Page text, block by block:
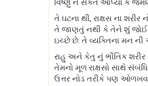
વિષ્ણુ ને સંકેત આપ્યો કે જેમણે
તે ઘટના થી, રાક્ષસ ના
તે જાણતું નથી કે તેને શું
ઇચ્છે છે. તે વ્યક્તિના મન ની
રાહુ અને કેતુ નું ભૌતિક
તેમનો મૂળ રાક્ષસો સાથે
ઉત્તર નોડ તરીકે પણ